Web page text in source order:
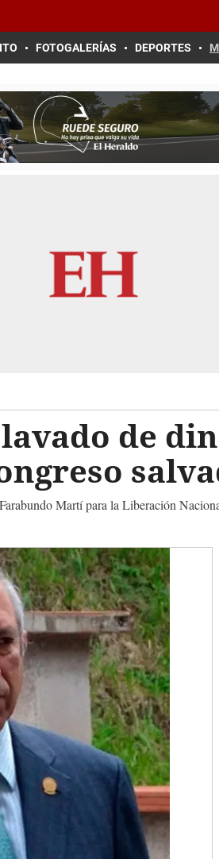
FOTOGALERÍAS DEPORTES
de
Martí para la Liberación